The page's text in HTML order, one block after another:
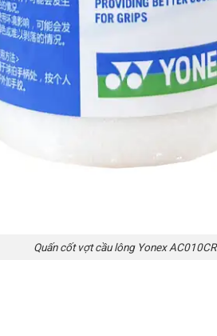
Quấn cốt vợt cầu lông Yonex AC010CR